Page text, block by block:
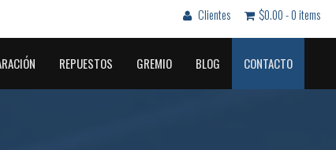
Clientes $0.00 -0 items
REPUESTOS GREMIO BLOG CONTACTO